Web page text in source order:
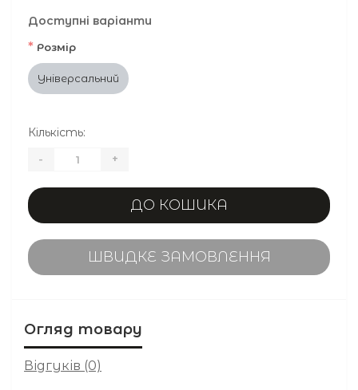
Доступні варіанти
* Розмір
Універсальний
Кількість:
- +
ДО КОШИКА
ШВИДКЕ ЗАМОВЛЕННЯ
Огляд товару
Відгуків (0)